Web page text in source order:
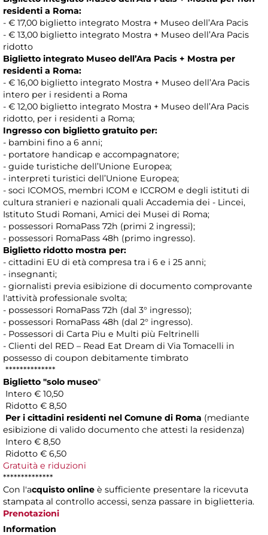
residenti a Roma:
- € 17,00 biglietto integrato Mostra + Museo dell’Ara Pacis
- € 13,00 biglietto integrato Mostra + Museo dell’Ara Pacis
ridotto
Biglietto integrato Museo dell’Ara Pacis + Mostra per
residenti a Roma:
- € 16,00 biglietto integrato Mostra + Museo dell’Ara Pacis
intero per i residenti a Roma
- € 12,00 biglietto integrato Mostra + Museo dell’Ara Pacis
ridotto, per i residenti a Roma;
Ingresso con biglietto gratuito per:
- bambini fino a 6 anni;
- portatore handicap e accompagnatore;
- guide turistiche dell’Unione Europea;
- interpreti turistici dell’Unione Europea;
- soci ICOMOS, membri ICOM e ICCROM e degli istituti di
cultura stranieri e nazionali quali Accademia dei - Lincei,
Istituto Studi Romani, Amici dei Musei di Roma;
- possessori RomaPass 72h (primi 2 ingressi);
- possessori RomaPass 48h (primo ingresso).
Biglietto ridotto mostra per:
- cittadini EU di età compresa tra i 6 e i 25 anni;
- insegnanti;
- giornalisti previa esibizione di documento comprovante
l'attività professionale svolta;
- possessori RomaPass 72h (dal 3° ingresso);
- possessori RomaPass 48h (dal 2° ingresso).
- Possessori di Carta Piu e Multi più Feltrinelli
- Clienti del RED – Read Eat Dream di Via Tomacelli in
possesso di coupon debitamente timbrato
**************
Biglietto "solo museo"
Intero € 10,50
Ridotto € 8,50
Per i cittadini residenti nel Comune di Roma (mediante
esibizione di valido documento che attesti la residenza)
Intero € 8,50
Ridotto € 6,50
Gratuità e riduzioni
**************
Con l'acquisto online è sufficiente presentare la ricevuta
stampata al controllo accessi, senza passare in biglietteria.
Prenotazioni
Information